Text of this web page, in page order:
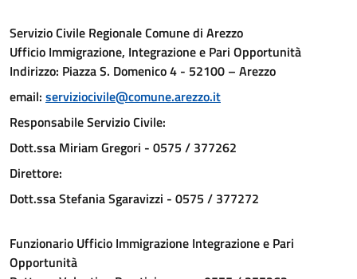
Servizio Civile Regionale Comune di Arezzo
Ufficio Immigrazione, Integrazione e Pari Opportunità
Indirizzo: Piazza S. Domenico 4 - 52100 – Arezzo
email: serviziocivile@comune.arezzo.it
Responsabile Servizio Civile:
Dott.ssa Miriam Gregori - 0575 / 377262
Direttore:
Dott.ssa Stefania Sgaravizzi - 0575 / 377272
Funzionario Ufficio Immigrazione Integrazione e Pari
Opportunità